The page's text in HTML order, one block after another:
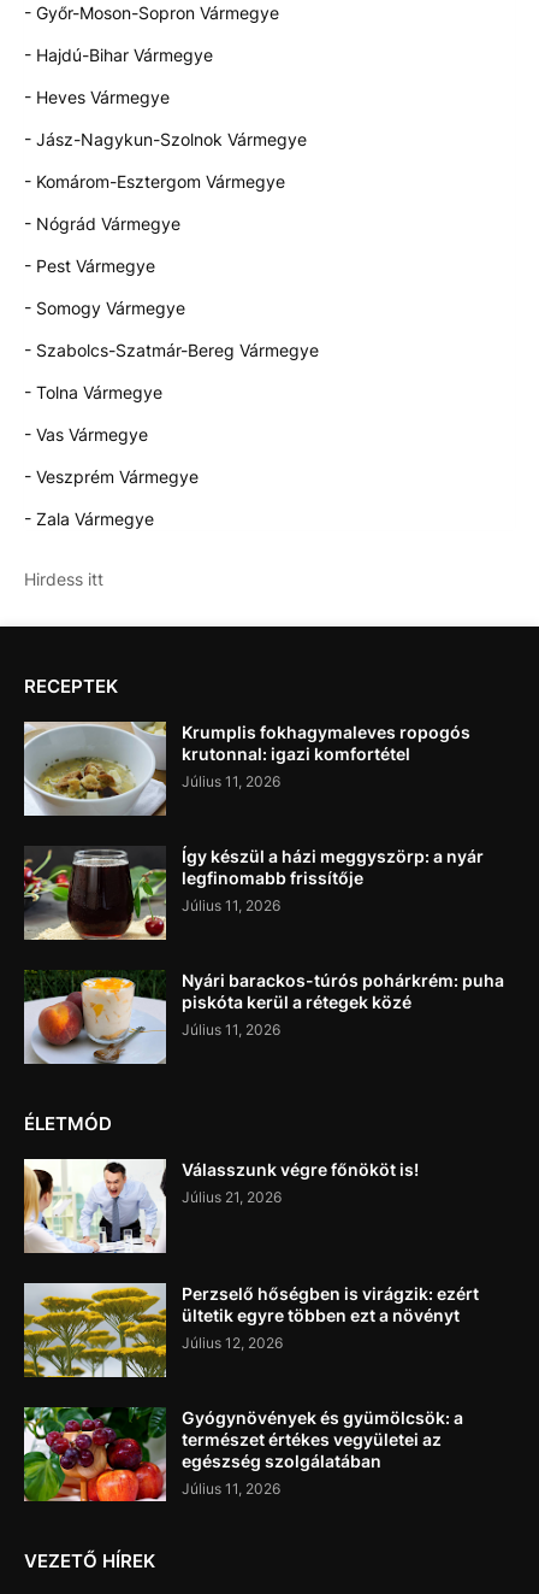
- Győr-Moson-Sopron Vármegye
- Hajdú-Bihar Vármegye
- Heves Vármegye
- Jász-Nagykun-Szolnok Vármegye
- Komárom-Esztergom Vármegye
- Nógrád Vármegye
- Pest Vármegye
- Somogy Vármegye
- Szabolcs-Szatmár-Bereg Vármegye
- Tolna Vármegye
- Vas Vármegye
- Veszprém Vármegye
- Zala Vármegye
Hirdess itt
RECEPTEK
Krumplis fokhagymaleves ropogós
krutonnal: igazi komfortétel
Július 11, 2026
Így készül a házi meggyszörp: a nyár
legfinomabb frissítője
Július 11, 2026
Nyári barackos-túrós pohárkrém: puha
piskóta kerül a rétegek közé
Július 11, 2026
ÉLETMÓD
Válasszunk végre főnököt is!
Július 21, 2026
Perzselő hőségben is virágzik: ezért
ültetik egyre többen ezt a növényt
Július 12, 2026
Gyógynövények és gyümölcsök: a
természet értékes vegyületei az
egészség szolgálatában
Július 11, 2026
VEZETŐ HÍREK